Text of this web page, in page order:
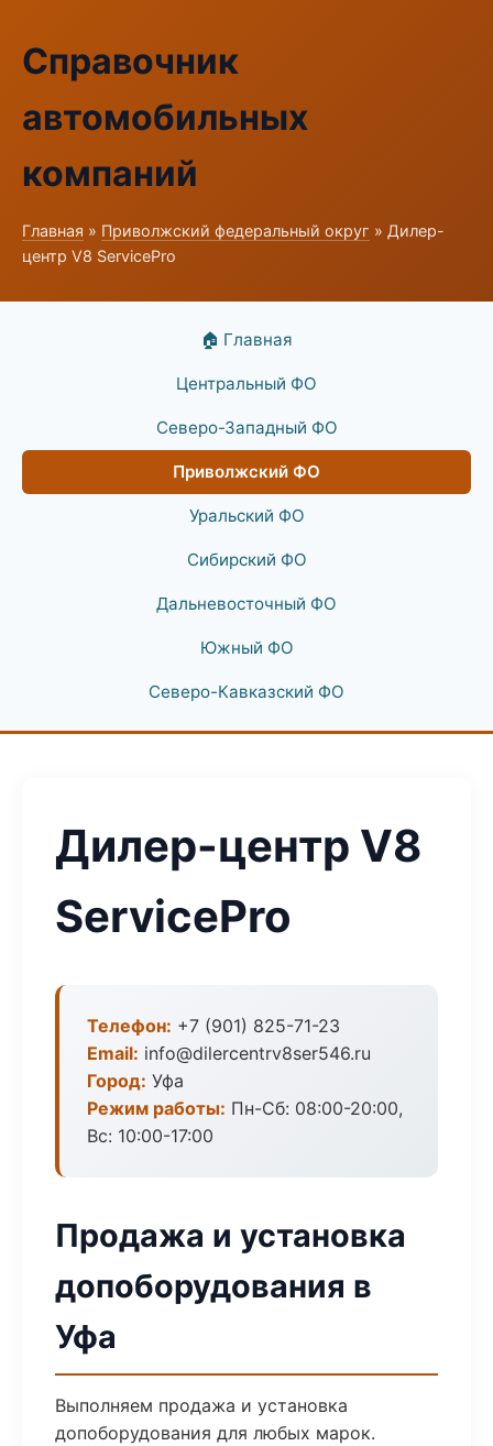
Справочник
автомобильных
компаний
Главная » Приволжский федеральный округ » Дилер-
центр V8 ServicePro
🏠 Главная
Центральный ФО
Северо-Западный ФО
Приволжский ФО
Уральский ФО
Сибирский ФО
Дальневосточный ФО
Южный ФО
Северо-Кавказский ФО
Дилер-центр V8
ServicePro
Телефон: +7 (901) 825-71-23
Email: info@dilercentrv8ser546.ru
Город: Уфа
Режим работы: Пн-Сб: 08:00-20:00,
Вс: 10:00-17:00
Продажа и установка
допоборудования в
Уфа
Выполняем продажа и установка
допоборудования для любых марок.